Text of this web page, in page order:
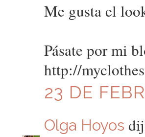
Me gusta el
Pásate por mi
http://
23 DE
Olga Hoyos